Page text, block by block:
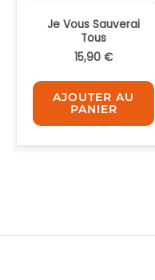
Je Vous Sauverai
Tous
15,90 €
AJOUTER AU
PANIER